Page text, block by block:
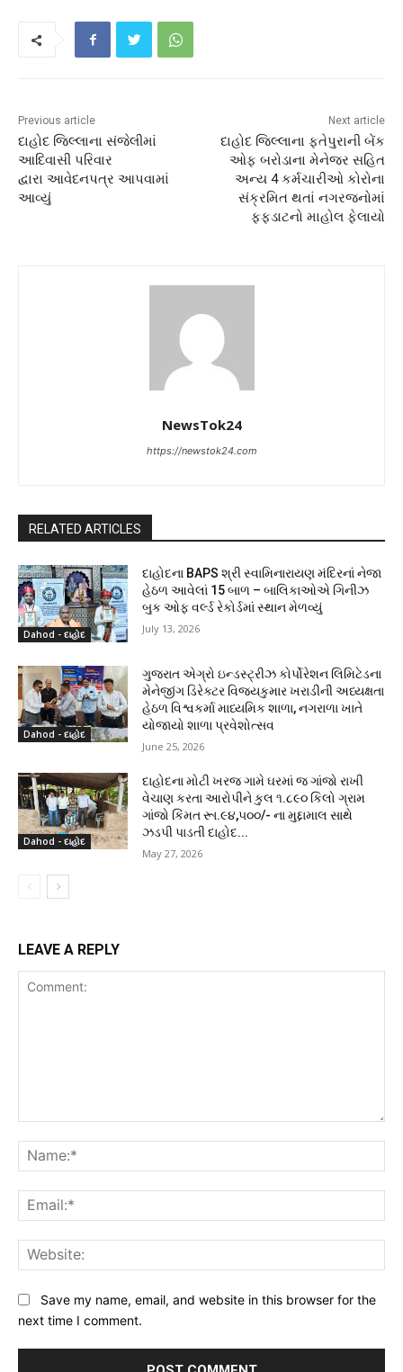
Previous article
દાહોદ જિલ્લાના સંજેલીમાં
આદિવાસી પરિવાર
દ્વારા આવેદનપત્ર આપવામાં
આવ્યું
Next article
દાહોદ જિલ્લાના ફતેપુરાની બેંક
ઓફ બરોડાના મેનેજર સહિત
અન્ય 4 કર્મચારીઓ કોરોના
સંક્રમિત થતાં નગરજનોમાં
ફફડાટનો માહોલ ફેલાયો
NewsTok24
https://newstok24.com
RELATED ARTICLES
Dahod - દાહોદ
દાહોદના BAPS શ્રી સ્વામિનારાયણ મંદિરનાં નેજા
હેઠળ આવેલાં 15 બાળ – બાલિકાઓએ ગિનીઝ
બુક ઓફ વર્લ્ડ રેકોર્ડમાં સ્થાન મેળવ્યું
July 13, 2026
Dahod - દાહોદ
ગુજરાત એગ્રો ઇન્ડસ્ટ્રીઝ કોર્પોરેશન લિમિટેડના
મેનેજીંગ ડિરેક્ટર વિજયકુમાર ખરાડીની અધ્યક્ષતા
હેઠળ વિશ્વકર્મા માધ્યમિક શાળા, નગરાળા ખાતે
યોજાયો શાળા પ્રવેશોત્સવ
June 25, 2026
Dahod - દાહોદ
દાહોદના મોટી ખરજ ગામે ઘરમાં જ ગાંજો રાખી
વેચાણ કરતા આરોપીને કુલ ૧.૮૯૦ કિલો ગ્રામ
ગાંજો કિંમત રૂા.૯૪,૫૦૦/- ના મુદ્દામાલ સાથે
ઝડપી પાડતી દાહોદ...
May 27, 2026
LEAVE A REPLY
Save my name, email, and website in this browser for the
next time I comment.